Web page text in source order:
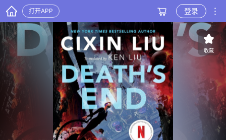
打开APP 登录
收藏